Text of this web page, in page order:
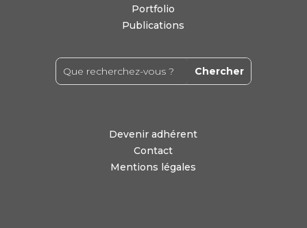
Portfolio
Publications
Devenir adhérent
Contact
Mentions légales